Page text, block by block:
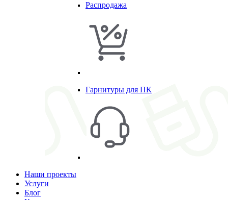
Распродажа
Гарнитуры для ПК
Наши проекты
Услуги
Блог